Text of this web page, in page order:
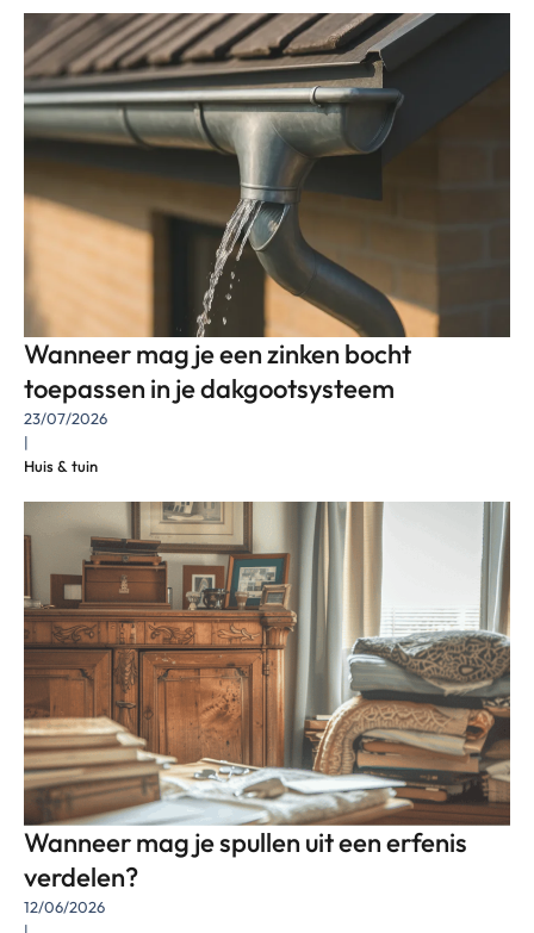
Wanneer mag je een zinken bocht
toepassen in je dakgootsysteem
23/07/2026
|
Huis & tuin
Wanneer mag je spullen uit een erfenis
verdelen?
12/06/2026